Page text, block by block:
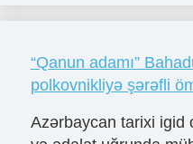
“Qanun adamı”
polkovnikliyə şərəfli
Azərbaycan tarixi igid